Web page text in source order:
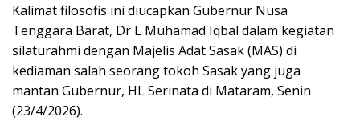
Kalimat filosofis ini diucapkan Gubernur Nusa
Tenggara Barat, Dr L Muhamad Iqbal dalam kegiatan
silaturahmi dengan Majelis Adat Sasak (MAS) di
kediaman salah seorang tokoh Sasak yang juga
mantan Gubernur, HL Serinata di Mataram, Senin
(23/4/2026).